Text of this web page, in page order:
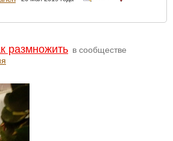
размножить в сообществе